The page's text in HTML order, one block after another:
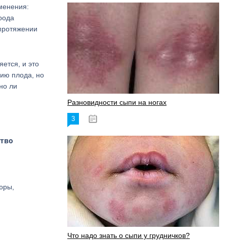
и это
плода, но
ли
Разновидности сыпи на ногах
3
Что надо знать о сыпи у грудничков?